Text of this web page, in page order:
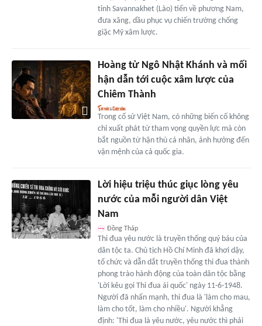
tỉnh Savannakhet (Lào) tiến về phương Nam,
đưa xăng, dầu phục vụ chiến trường chống
giặc Mỹ xâm lược.
Hoàng tử Ngô Nhật Khánh và mối
hận dẫn tới cuộc xâm lược của
Chiêm Thành
Trong cổ sử Việt Nam, có những biến cố không
chỉ xuất phát từ tham vọng quyền lực mà còn
bắt nguồn từ hận thù cá nhân, ảnh hưởng đến
vận mệnh của cả quốc gia.
Lời hiệu triệu thúc giục lòng yêu
nước của mỗi người dân Việt
Nam
Đồng Tháp
Thi đua yêu nước là truyền thống quý báu của
dân tộc ta. Chủ tịch Hồ Chí Minh đã khơi dậy,
tổ chức và dẫn dắt truyền thống thi đua thành
phong trào hành động của toàn dân tộc bằng
'Lời kêu gọi Thi đua ái quốc' ngày 11-6-1948.
Người đã nhấn mạnh, thi đua là 'làm cho mau,
làm cho tốt, làm cho nhiều'. Người khẳng
định: 'Thi đua là yêu nước, yêu nước thì phải